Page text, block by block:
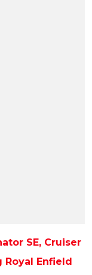
SE, Cruiser
Royal Enfield